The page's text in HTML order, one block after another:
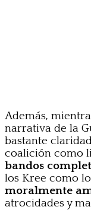
Además,
narrativa de la
bastante
coalición como
bandos
los Kree como
moralmente
atrocidades y